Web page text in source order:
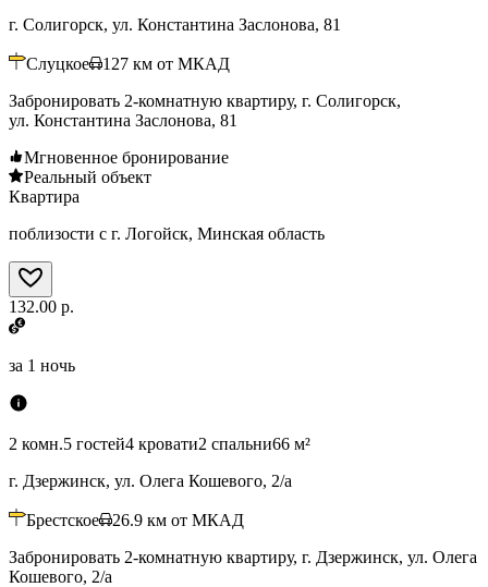
г. Солигорск, ул. Константина Заслонова, 81
Слуцкое 127 км от МКАД
Забронировать 2-комнатную квартиру, г. Солигорск,
ул. Константина Заслонова, 81
Мгновенное бронирование
Реальный объект
Квартира
поблизости с г. Логойск, Минская область
132.00 р.
за 1 ночь
2 комн.5 гостей4 кровати2 спальни66 м²
г. Дзержинск, ул. Олега Кошевого, 2/а
Брестское 26.9 км от МКАД
Забронировать 2-комнатную квартиру, г. Дзержинск, ул. Олега
Кошевого, 2/а